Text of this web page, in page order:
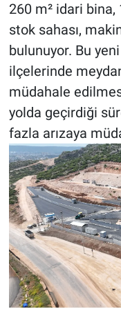
260 m² idari bina,
stok sahası,
bulunuyor. Bu
ilçelerinde
müdahale
yolda geçirdiği
fazla arızaya